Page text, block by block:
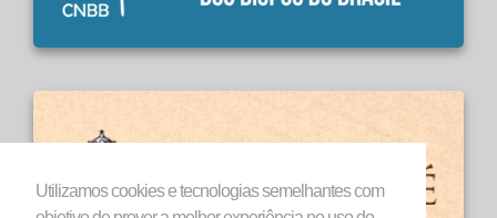
Utilizamos cookies e tecnologias semelhantes com